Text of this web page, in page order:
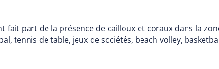
fait part de la présence de cailloux et coraux dans la
tennis de table, jeux de sociétés, beach volley,